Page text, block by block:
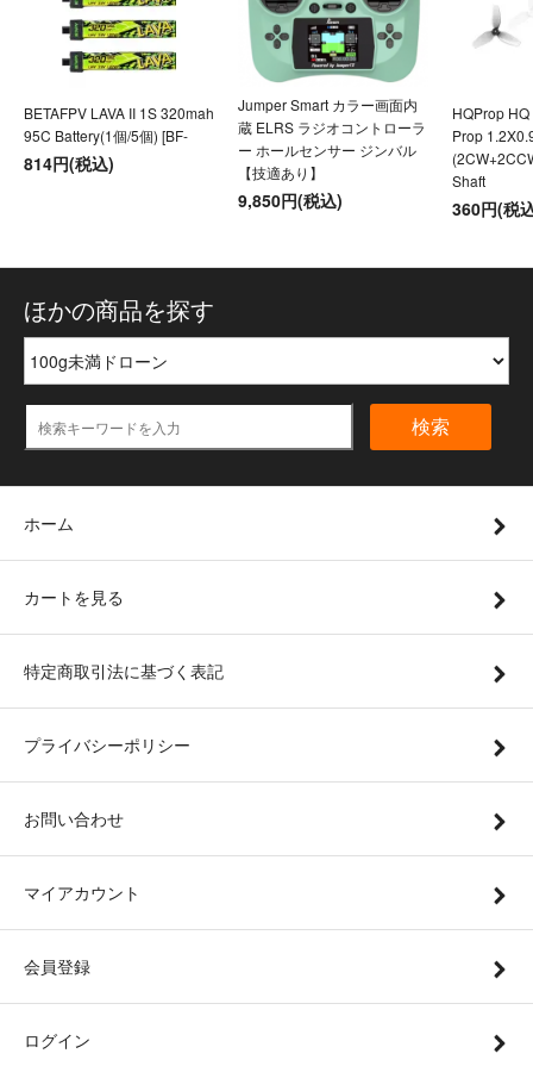
BETAFPV LAVA II 1S 320mah
95C Battery(1個/5個) [BF-
814円(税込)
Jumper Smart カラー画面内
蔵 ELRS ラジオコントローラ
ー ホールセンサー ジンバル
【技適あり】
9,850円(税込)
HQProp
Prop
Shaft
360円(税
ほかの商品を探す
検索
ホーム
カートを見る
特定商取引法に基づく表記
プライバシーポリシー
お問い合わせ
マイアカウント
会員登録
ログイン